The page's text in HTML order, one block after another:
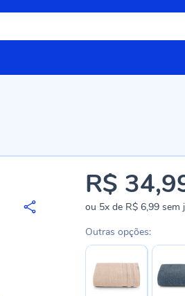
R$
ou 5xde R$ 6,99sem
Outras opções: